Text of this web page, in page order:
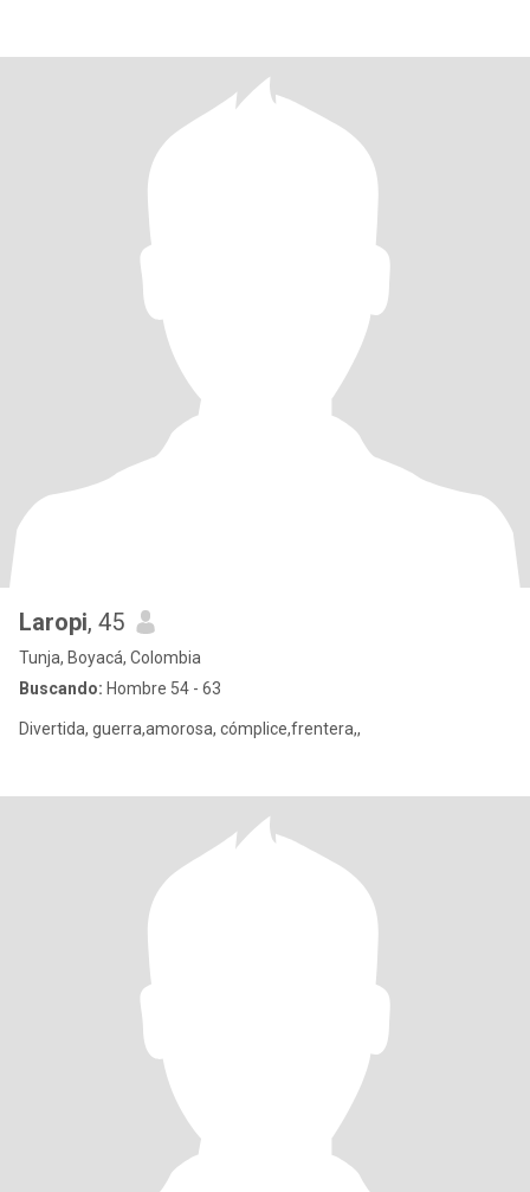
Laropi, 45
Tunja, Boyacá, Colombia
Buscando: Hombre 54 - 63
Divertida, guerra,amorosa, cómplice,frentera,,